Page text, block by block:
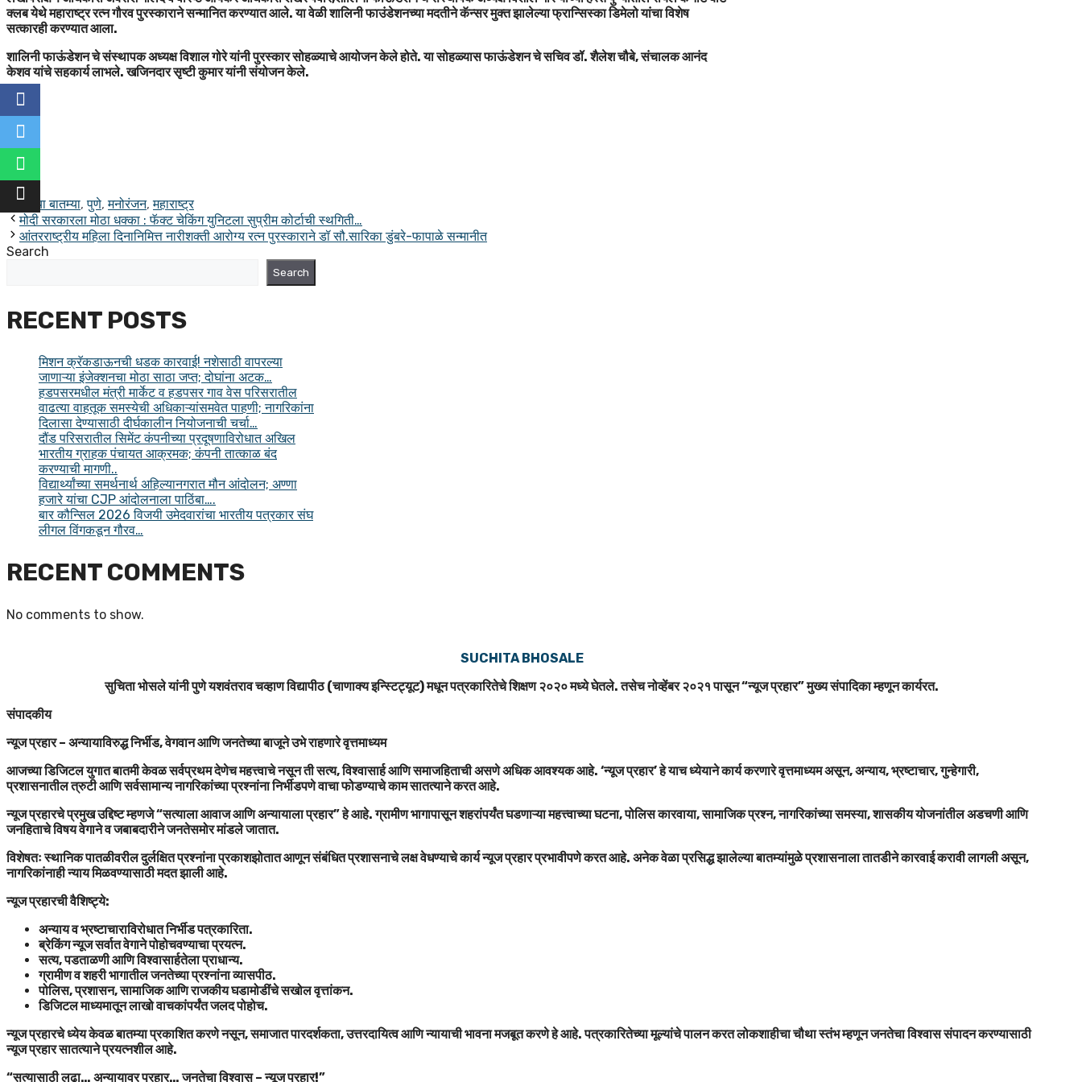
क्लब येथे महाराष्ट्र रत्न गौरव पुरस्काराने सन्मानित करण्यात आले. या वेळी शालिनी फाउंडेशनच्या मदतीने कॅन्सर मुक्त झालेल्या फ्रान्सिस्का डिमेलो यांचा विशेष
सत्कारही करण्यात आला.
शालिनी फाऊंडेशन चे संस्थापक अध्यक्ष विशाल गोरे यांनी पुरस्कार सोहळ्याचे आयोजन केले होते. या सोहळ्यास फाऊंडेशन चे सचिव डॉ. शैलेश चौबे, संचालक आनंद
केशव यांचे सहकार्य लाभले. खजिनदार सृष्टी कुमार यांनी संयोजन केले.
Facebook
WhatsApp
Share
Categories
ताज्या बातम्या,पुणे,मनोरंजन,महाराष्ट्र
मोदी सरकारला मोठा धक्का : फॅक्ट चेकिंग युनिटला सुप्रीम कोर्टाची स्थगिती…
आंतरराष्ट्रीय महिला दिनानिमित्त नारीशक्ती आरोग्य रत्न पुरस्काराने डॉ सौ.सारिका डुंबरे-फापाळे सन्मानीत
Search
Search
RECENT POSTS
मिशन क्रॅकडाऊनची धडक कारवाई! नशेसाठी वापरल्या
जाणाऱ्या इंजेक्शनचा मोठा साठा जप्त; दोघांना अटक…
हडपसरमधील मंत्री मार्केट व हडपसर गाव वेस परिसरातील
वाढत्या वाहतूक समस्येची अधिकाऱ्यांसमवेत पाहणी; नागरिकांना
दिलासा देण्यासाठी दीर्घकालीन नियोजनाची चर्चा…
दौंड परिसरातील सिमेंट कंपनीच्या प्रदूषणाविरोधात अखिल
भारतीय ग्राहक पंचायत आक्रमक; कंपनी तात्काळ बंद
करण्याची मागणी..
विद्यार्थ्यांच्या समर्थनार्थ अहिल्यानगरात मौन आंदोलन; अण्णा
हजारे यांचा CJP आंदोलनाला पाठिंबा….
बार कौन्सिल 2026 विजयी उमेदवारांचा भारतीय पत्रकार संघ
लीगल विंगकडून गौरव…
RECENT COMMENTS
No comments to show.
SUCHITA BHOSALE
सुचिता भोसले यांनी पुणे यशवंतराव चव्हाण विद्यापीठ (चाणाक्य इन्स्टिट्यूट) मधून पत्रकारितेचे शिक्षण २०२० मध्ये घेतले. तसेच नोव्हेंबर २०२१ पासून “न्यूज प्रहार” मुख्य संपादिका म्हणून कार्यरत.
संपादकीय
न्यूज प्रहार – अन्यायाविरुद्ध निर्भीड, वेगवान आणि जनतेच्या बाजूने उभे राहणारे वृत्तमाध्यम
आजच्या डिजिटल युगात बातमी केवळ सर्वप्रथम देणेच महत्त्वाचे नसून ती सत्य, विश्वासार्ह आणि समाजहिताची असणे अधिक आवश्यक आहे. ‘न्यूज प्रहार’ हे याच ध्येयाने कार्य करणारे वृत्तमाध्यम असून, अन्याय, भ्रष्टाचार, गुन्हेगारी,
प्रशासनातील त्रुटी आणि सर्वसामान्य नागरिकांच्या प्रश्नांना निर्भीडपणे वाचा फोडण्याचे काम सातत्याने करत आहे.
न्यूज प्रहारचे प्रमुख उद्दिष्ट म्हणजे “सत्याला आवाज आणि अन्यायाला प्रहार” हे आहे. ग्रामीण भागापासून शहरांपर्यंत घडणाऱ्या महत्त्वाच्या घटना, पोलिस कारवाया, सामाजिक प्रश्न, नागरिकांच्या समस्या, शासकीय योजनांतील अडचणी आणि
जनहिताचे विषय वेगाने व जबाबदारीने जनतेसमोर मांडले जातात.
विशेषतः स्थानिक पातळीवरील दुर्लक्षित प्रश्नांना प्रकाशझोतात आणून संबंधित प्रशासनाचे लक्ष वेधण्याचे कार्य न्यूज प्रहार प्रभावीपणे करत आहे. अनेक वेळा प्रसिद्ध झालेल्या बातम्यांमुळे प्रशासनाला तातडीने कारवाई करावी लागली असून,
नागरिकांनाही न्याय मिळवण्यासाठी मदत झाली आहे.
न्यूज प्रहारची वैशिष्ट्ये:
अन्याय व भ्रष्टाचाराविरोधात निर्भीड पत्रकारिता.
ब्रेकिंग न्यूज सर्वात वेगाने पोहोचवण्याचा प्रयत्न.
सत्य, पडताळणी आणि विश्वासार्हतेला प्राधान्य.
ग्रामीण व शहरी भागातील जनतेच्या प्रश्नांना व्यासपीठ.
पोलिस, प्रशासन, सामाजिक आणि राजकीय घडामोडींचे सखोल वृत्तांकन.
डिजिटल माध्यमातून लाखो वाचकांपर्यंत जलद पोहोच.
न्यूज प्रहारचे ध्येय केवळ बातम्या प्रकाशित करणे नसून, समाजात पारदर्शकता, उत्तरदायित्व आणि न्यायाची भावना मजबूत करणे हे आहे. पत्रकारितेच्या मूल्यांचे पालन करत लोकशाहीचा चौथा स्तंभ म्हणून जनतेचा विश्वास संपादन करण्यासाठी
न्यूज प्रहार सातत्याने प्रयत्नशील आहे.
“सत्यासाठी लढा… अन्यायावर प्रहार… जनतेचा विश्वास – न्यूज प्रहार!”